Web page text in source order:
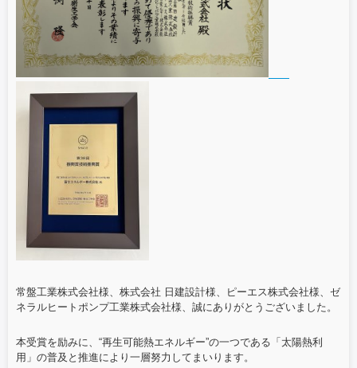
常盤工業株式会社様、株式会社 日建設計様、ピーエス株式会社様、ゼ
ネラルヒートポンプ工業株式会社様、誠にありがとうございました。
本受賞を励みに、“再生可能熱エネルギー”の一つである「太陽熱利
用」の普及と推進により一層努力してまいります。